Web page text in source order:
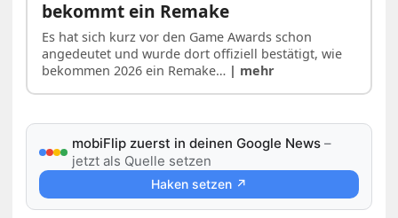
bekommt ein Remake
Es hat sich kurz vor den Game Awards schon
angedeutet und wurde dort offiziell bestätigt, wie
bekommen 2026 ein Remake… | mehr
mobiFlip zuerst in deinen Google News –
jetzt als Quelle setzen
Haken setzen ↗